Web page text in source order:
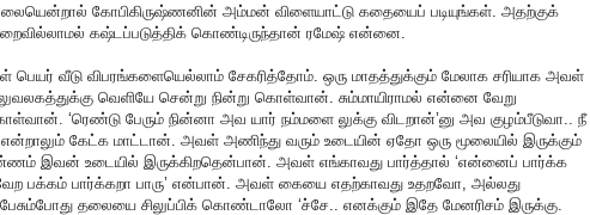
கோபிகிருஷ்ணனின் அம்மன் விளையாட்டு கதையைப் படியுங்கள். அதற்குக்
கஷ்டப்படுத்திக் கொண்டிருந்தான் ரமேஷ் என்னை.
பெயர் வீடு விபரங்களையெல்லாம் சேகரித்தோம். ஒரு மாதத்துக்கும் மேலாக சரியாக அவள்
வெளியே சென்று நின்று கொள்வான். சும்மாயிராமல் என்னை வேறு
‘ரெண்டு பேரும் நின்னா அவ யார் நம்மளை லுக்கு விடறான்’னு அவ குழம்பீடுவா.. நீ
என்றாலும் கேட்க மாட்டான். அவள் அணிந்து வரும் உடையின் ஏதோ ஒரு மூலையில் இருக்கும்
இவன் உடையில் இருக்கிறதென்பான். அவள் எங்காவது பார்த்தால் ‘என்னைப் பார்க்க
பக்கம் பார்க்கறா பாரு’ என்பான். அவள் கையை எதற்காவது உதறவோ, அல்லது
தலையை சிலுப்பிக் கொண்டாலோ ‘ச்சே.. எனக்கும் இதே மேனரிசம் இருக்கு.